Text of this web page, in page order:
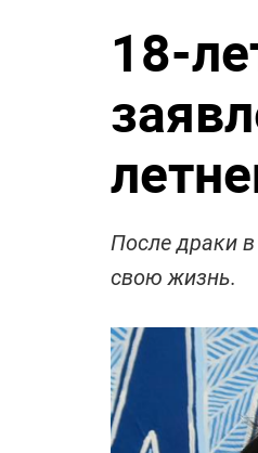
18-
После драки
свою жизнь.